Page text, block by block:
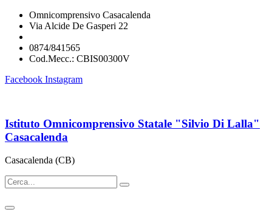
Omnicomprensivo Casacalenda
Via Alcide De Gasperi 22
0874/841565
Cod.Mecc.: CBIS00300V
Facebook Instagram
Istituto Omnicomprensivo Statale "Silvio Di Lalla"
Casacalenda
Casacalenda (CB)